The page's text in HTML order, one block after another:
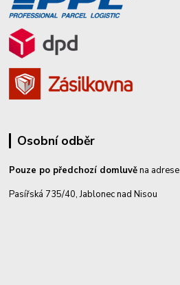
Osobní odběr
Pouze po předchozí domluvěna adrese
Pasířská 735/40, Jablonec nad Nisou